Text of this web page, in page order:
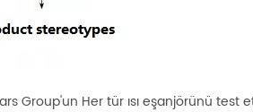
Group'un Her tür ısı eşanjörünü